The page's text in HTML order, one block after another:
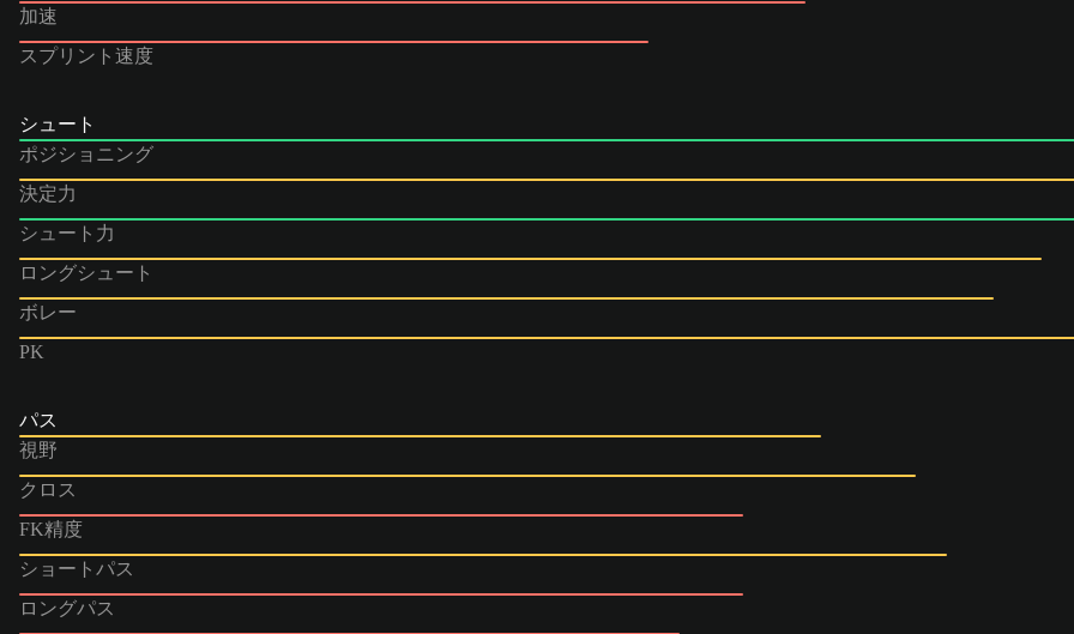
加速
スプリント速度
シュート
ポジショニング
決定力
シュート力
ロングシュート
ボレー
PK
パス
視野
クロス
FK精度
ショートパス
ロングパス